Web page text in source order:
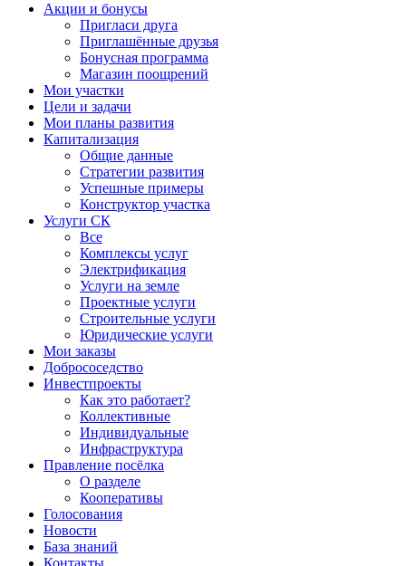
Акции и бонусы
Пригласи друга
Приглашённые друзья
Бонусная программа
Магазин поощрений
Мои участки
Цели и задачи
Мои планы развития
Капитализация
Общие данные
Стратегии развития
Успешные примеры
Конструктор участка
Услуги СК
Все
Комплексы услуг
Электрификация
Услуги на земле
Проектные услуги
Строительные услуги
Юридические услуги
Мои заказы
Добрососедство
Инвестпроекты
Как это работает?
Коллективные
Индивидуальные
Инфраструктура
Правление посёлка
О разделе
Кооперативы
Голосования
Новости
База знаний
Контакты